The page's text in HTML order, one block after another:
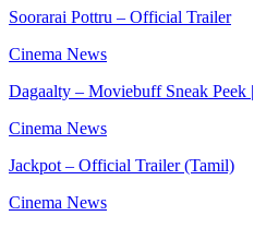
Soorarai Pottru – Official Trailer
Cinema News
Dagaalty – Moviebuff Sneak Peek |
Cinema News
Jackpot – Official Trailer (Tamil)
Cinema News